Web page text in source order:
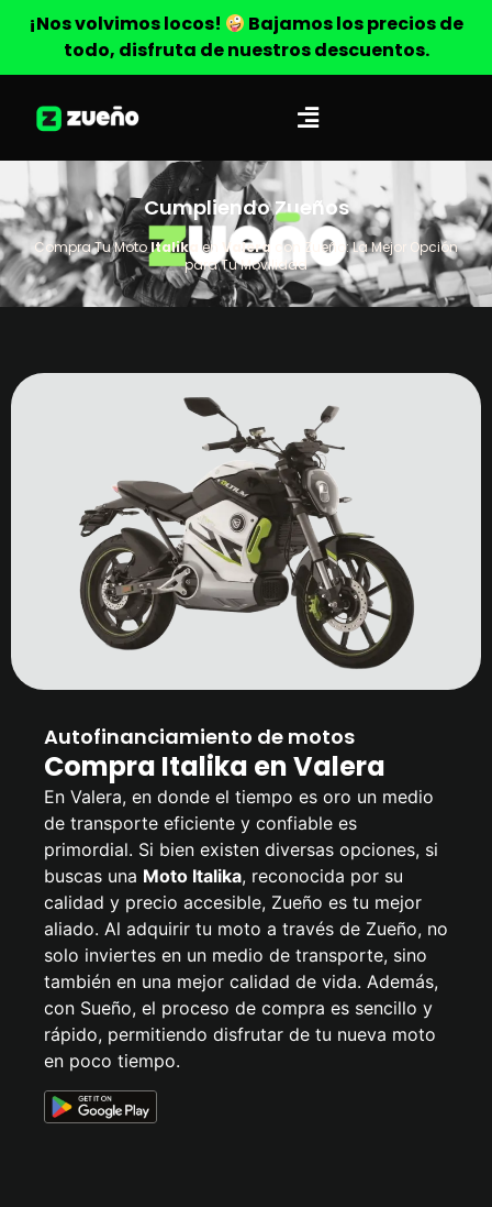
¡Nos volvimos locos!
Bajamos los precios de
todo, disfruta de nuestros descuentos.
Cumpliendo Zueños
Compra Tu Moto Italika en Valera
con Zueño: La Mejor Opción
para Tu Movilidad
Autofinanciamiento de motos
Compra Italika en Valera
En Valera, en donde el tiempo es oro un medio
de transporte eficiente y confiable es
primordial. Si bien existen diversas opciones, si
buscas una Moto Italika, reconocida por su
calidad y precio accesible, Zueño es tu mejor
aliado. Al adquirir tu moto a través de Zueño, no
solo inviertes en un medio de transporte, sino
también en una mejor calidad de vida. Además,
con Sueño, el proceso de compra es sencillo y
rápido, permitiendo disfrutar de tu nueva moto
en poco tiempo.